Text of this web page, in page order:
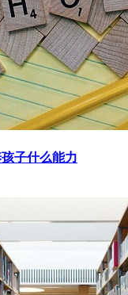
子什么能力